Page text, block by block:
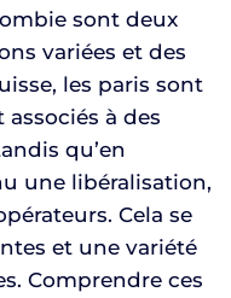
sont deux
variées et des
les paris sont
à des
qu’en
une libéralisation,
Cela se
et une variété
Comprendre ces